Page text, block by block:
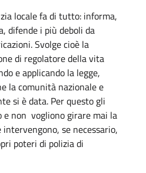
locale fa di tutto: informa,
difende i più deboli da
Svolge cioè la
di regolatore della vita
e applicando la legge,
la comunità nazionale e
si è data. Per questo gli
e non vogliono girare mai la
se necessario,
poteri di polizia di